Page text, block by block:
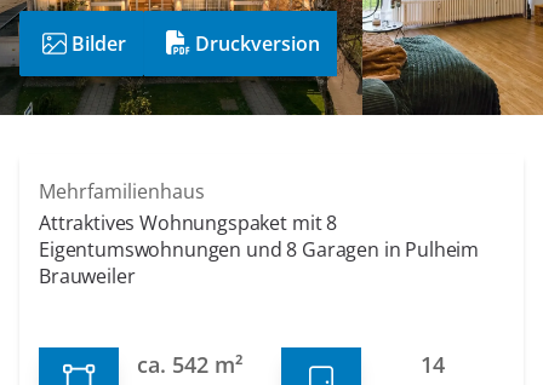
Bilder Druckversion
Mehrfamilienhaus
Attraktives Wohnungspaket mit 8
Eigentumswohnungen und 8 Garagen in Pulheim
Brauweiler
ca. 542 m² 14